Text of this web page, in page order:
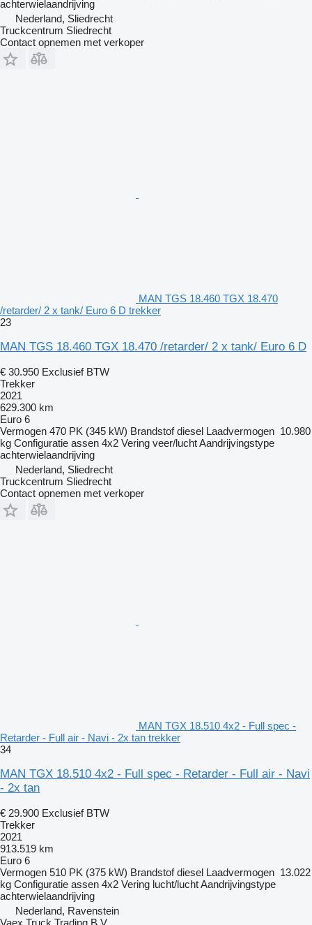
achterwielaandrijving
Nederland, Sliedrecht
Truckcentrum Sliedrecht
Contact opnemen met verkoper
MAN TGS 18.460 TGX 18.470
/retarder/ 2 x tank/ Euro 6 D trekker
23
MAN TGS 18.460 TGX 18.470 /retarder/ 2 x tank/ Euro 6 D
€ 30.950 Exclusief BTW
Trekker
2021
629.300 km
Euro 6
Vermogen 470 PK (345 kW) Brandstof diesel Laadvermogen 10.980
kg Configuratie assen 4x2 Vering veer/luchtAandrijvingstype
achterwielaandrijving
Nederland, Sliedrecht
Truckcentrum Sliedrecht
Contact opnemen met verkoper
MAN TGX 18.510 4x2 - Full spec -
Retarder - Full air - Navi - 2x tan trekker
34
MAN TGX 18.510 4x2 - Full spec - Retarder - Full air - Navi
- 2x tan
€ 29.900 Exclusief BTW
Trekker
2021
913.519 km
Euro 6
Vermogen 510 PK (375 kW) Brandstof diesel Laadvermogen 13.022
kg Configuratie assen 4x2 Vering lucht/luchtAandrijvingstype
achterwielaandrijving
Nederland, Ravenstein
Vaex Truck Trading B.V